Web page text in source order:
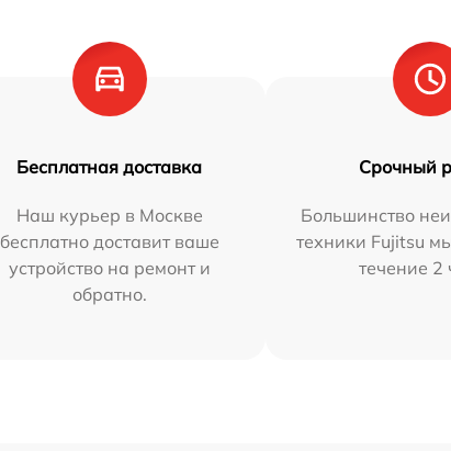
Бесплатная доставка
Наш курьер в Москве
бесплатно доставит ваше
устройство на ремонт и
обратно.
Срочный
Большинство
техники Fujitsu
течение 2